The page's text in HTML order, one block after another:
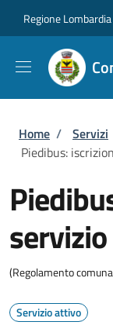
Regione Lombardia
Briciole
Home / Servizi
Piedibus:
servizio
(Regolamento
Servizio attivo